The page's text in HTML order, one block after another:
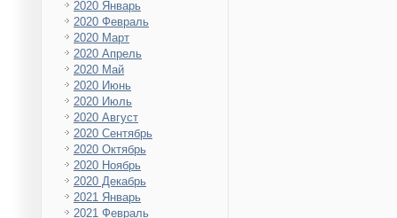
2020 Январь
2020 Февраль
2020 Март
2020 Апрель
2020 Май
2020 Июнь
2020 Июль
2020 Август
2020 Сентябрь
2020 Октябрь
2020 Ноябрь
2020 Декабрь
2021 Январь
2021 Февраль